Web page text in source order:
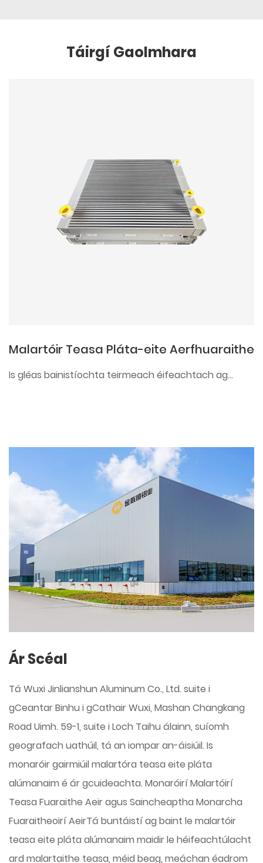
Táirgí Gaolmhara
Malartóir Teasa Pláta-eite Aerfhuaraithe
Is gléas bainistíochta teirmeach éifeachtach ag...
Ár Scéal
Tá Wuxi Jinlianshun Aluminum Co., Ltd. suite i
gCeantar Binhu i gCathair Wuxi, Mashan Changkang
Road Uimh. 59-1, suite i Loch Taihu álainn, suíomh
geografach uathúil, tá an iompar an-áisiúil. Is
monaróir gairmiúil malartóra teasa eite pláta
alúmanaim é ár gcuideachta. Monaróirí Malartóirí
Teasa Fuaraithe Aeiragus Saincheaptha Monarcha
Fuaraitheoirí AeirTá buntáistí ag baint le malartóir
teasa eite pláta alúmanaim maidir le héifeachtúlacht
ard malartaithe teasa, méid beag, meáchan éadrom